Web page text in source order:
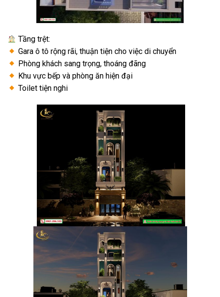
Tầng trệt:
Gara ô tô rộng rãi, thuận tiện cho việc di chuyển
Phòng khách sang trọng, thoáng đãng
Khu vực bếp và phòng ăn hiện đại
Toilet tiện nghi